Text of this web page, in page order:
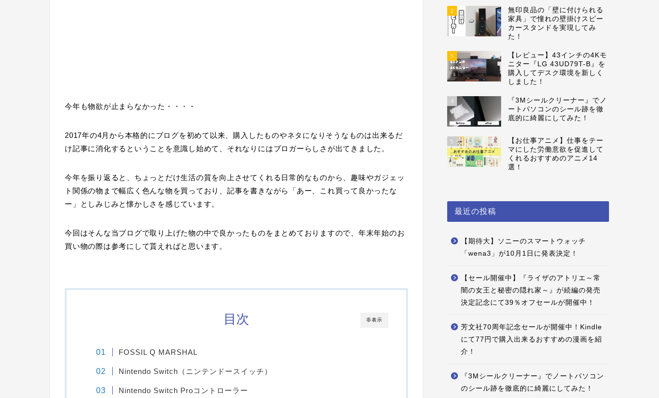
今年も物欲が止まらなかった・・・・
2017年の4月から本格的にブログを初めて以来、購入したものやネタになりそうなものは出来るだ
け記事に消化するということを意識し始めて、それなりにはブロガーらしさが出てきました。
今年を振り返ると、ちょっとだけ生活の質を向上させてくれる日常的なものから、趣味やガジェッ
ト関係の物まで幅広く色んな物を買っており、記事を書きながら「あー、これ買って良かったな
ー」としみじみと懐かしさを感じています。
今回はそんな当ブログで取り上げた物の中で良かったものをまとめておりますので、年末年始のお
買い物の際は参考にして貰えればと思います。
非表示
目次
FOSSIL Q MARSHAL
Nintendo Switch（ニンテンドースイッチ）
Nintendo Switch Proコントローラー
2
無印良品の「壁に付けられる
家具」で憧れの壁掛けスピー
カースタンドを実現してみ
た！
3
【レビュー】43インチの4Kモ
ニター『LG 43UD79T-B』を
購入してデスク環境を新しく
しました！
4
『3Mシールクリーナー』でノ
ートパソコンのシール跡を徹
底的に綺麗にしてみた！
5
【お仕事アニメ】仕事をテー
マにした労働意欲を促進して
くれるおすすめのアニメ14
選！
最近の投稿
【期待大】ソニーのスマートウォッチ
「wena3」が10月1日に発表決定！
【セール開催中】『ライザのアトリエ～常
闇の女王と秘密の隠れ家～』が続編の発売
決定記念にて39％オフセールが開催中！
芳文社70周年記念セールが開催中！Kindle
にて77円で購入出来るおすすめの漫画を紹
介！
『3Mシールクリーナー』でノートパソコン
のシール跡を徹底的に綺麗にしてみた！